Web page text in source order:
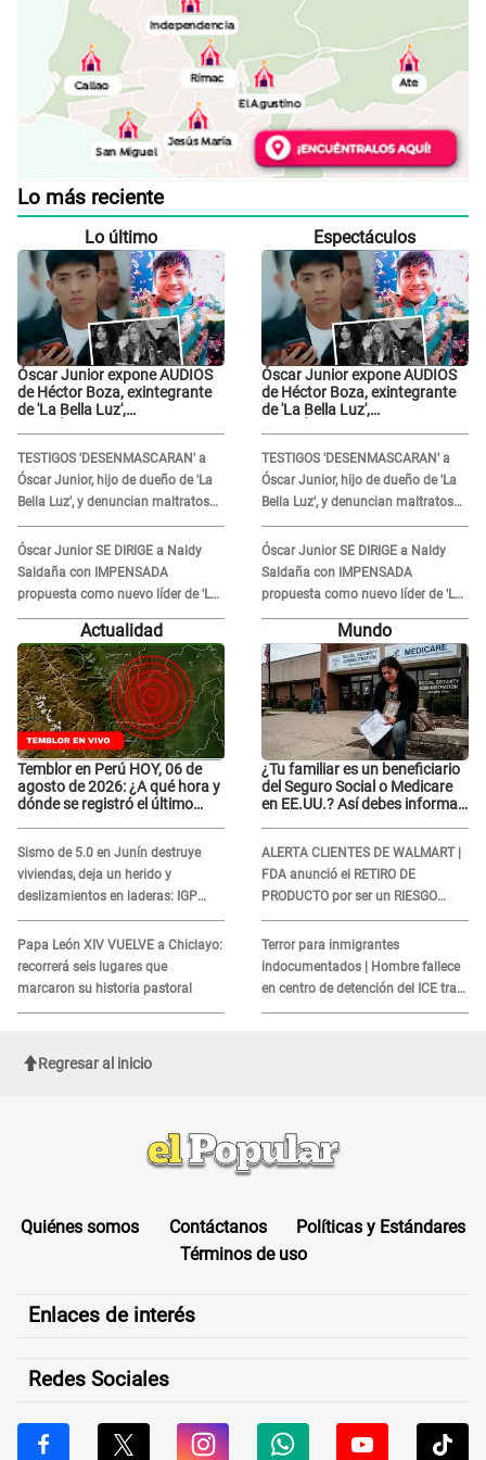
Lo más reciente
Lo último
Óscar Junior expone AUDIOS
de Héctor Boza, exintegrante
de 'La Bella Luz',
"Grábame..."
TESTIGOS 'DESENMASCARAN' a
Óscar Junior, hijo de dueño de 'La
Bella Luz', y denuncian maltratos
en la orquesta: "Los humilla..."
Óscar Junior SE DIRIGE a Naldy
Saldaña con IMPENSADA
propuesta como nuevo líder de 'La
Bella Luz' tras denuncia: "Otro tipo
Espectáculos
Óscar Junior expone AUDIOS
de Héctor Boza, exintegrante
de 'La Bella Luz',
"Grábame..."
TESTIGOS 'DESENMASCARAN' a
Óscar Junior, hijo de dueño de 'La
Bella Luz', y denuncian maltratos
en la orquesta: "Los humilla..."
Óscar Junior SE DIRIGE a Naldy
Saldaña con IMPENSADA
propuesta como nuevo líder de 'La
Bella Luz' tras denuncia: "Otro tipo
Actualidad
Temblor en Perú HOY, 06 de
agosto de 2026: ¿A qué hora y
dónde se registró el último
Sismo de 5.0 en Junín destruye
viviendas, deja un herido y
deslizamientos en laderas: IGP
alerta sobre posibles réplicas
Papa León XIV VUELVE a Chiclayo:
recorrerá seis lugares que
marcaron su historia pastoral
Mundo
¿Tu familiar es un beneficiario
del Seguro Social o Medicare
en EE.UU.? Así debes informar
ALERTA CLIENTES DE WALMART |
FDA anunció el RETIRO DE
PRODUCTO por ser un RIESGO
MORTAL para consumidores: ¿Cuál
es?
Terror para inmigrantes
indocumentados | Hombre fallece
en centro de detención del ICE tras
sufrir una "emergencia médica"
Regresar al inicio
Quiénes somos Contáctanos
Políticas y Estándares
Términos de uso
Enlaces de interés
Redes Sociales